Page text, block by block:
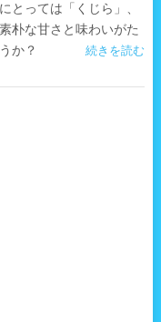
とっては「くじら」、
朴な甘さと味わいがた
か？
続きを読む